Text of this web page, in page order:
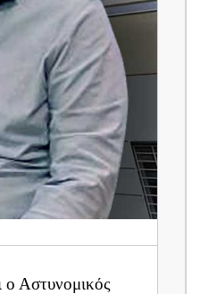
Αστυνομικός